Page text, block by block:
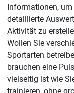
Informationen, um
detaillierte
Aktivität zu
Wollen Sie
Sportarten
brauchen eine
vielseitig ist wie